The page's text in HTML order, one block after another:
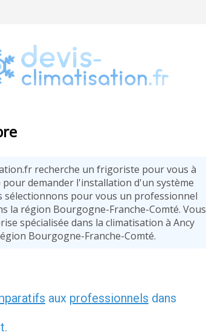
recherche un frigoriste pour vous à
pour demander l'installation d'un système
sélectionnons pour vous un professionnel
la région Bourgogne-Franche-Comté. Vous
spécialisée dans la climatisation à Ancy
Bourgogne-Franche-Comté.
aux professionnels dans